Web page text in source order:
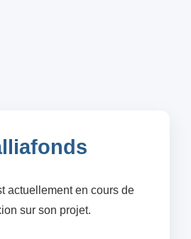
actuellement en cours de
sur son projet.